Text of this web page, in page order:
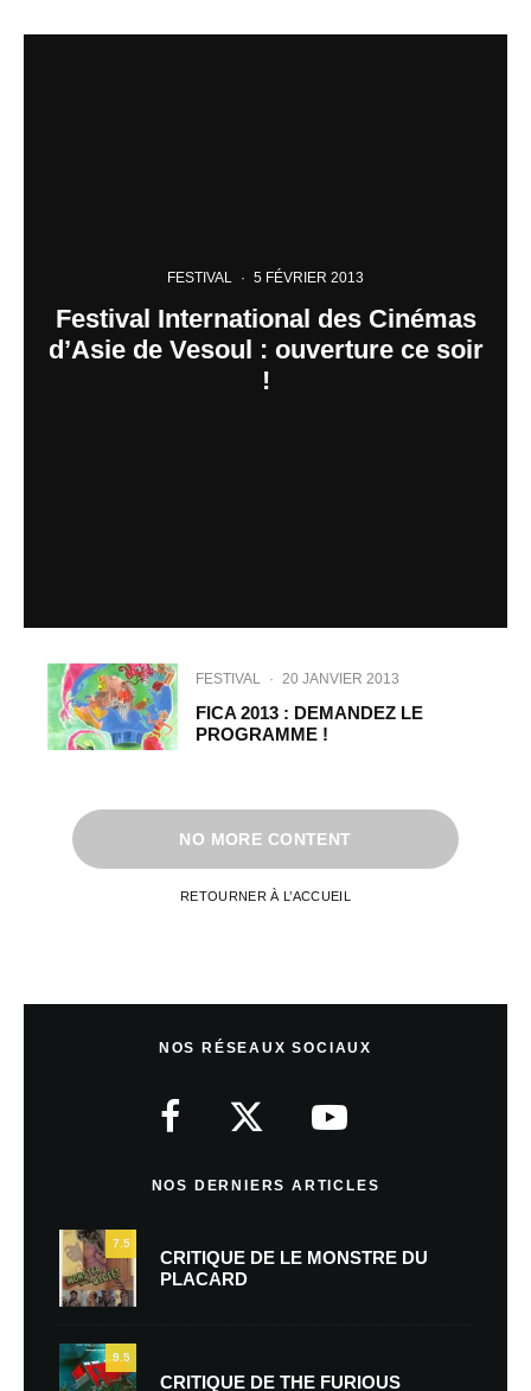
FESTIVAL · 5 FÉVRIER 2013
Festival International des Cinémas
d’Asie de Vesoul : ouverture ce soir
!
FESTIVAL · 20 JANVIER 2013
FICA 2013 : DEMANDEZ LE
PROGRAMME !
NO MORE CONTENT
RETOURNER À L’ACCUEIL
NOS RÉSEAUX SOCIAUX
NOS DERNIERS ARTICLES
7.5
CRITIQUE DE LE MONSTRE DU
PLACARD
9.5
CRITIQUE DE THE FURIOUS